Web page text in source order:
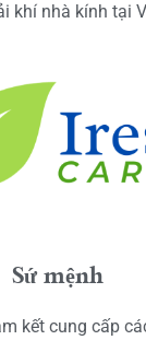
khí nhà kính tại
Sứ mệnh
kết cung cấp